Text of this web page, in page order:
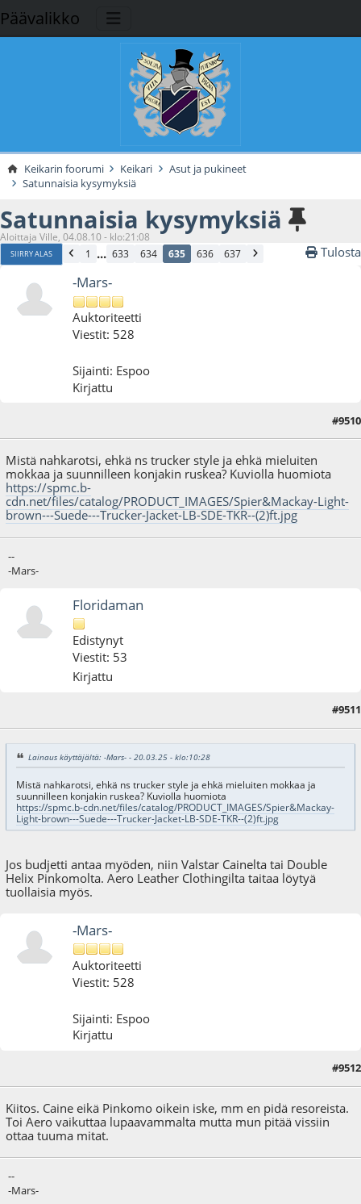
Päävalikko
Keikarin foorumi Keikari
Asut ja pukineet
Satunnaisia kysymyksiä
Satunnaisia kysymyksiä
Aloittaja Ville, 04.08.10 - klo:21:08
SIIRRY ALAS 1 ... 633 634 635 636 637 Tulosta
-Mars-
Auktoriteetti
Viestit: 528
Sijainti: Espoo
Kirjattu
#9510
Mistä nahkarotsi, ehkä ns trucker style ja ehkä mieluiten
mokkaa ja suunnilleen konjakin ruskea? Kuviolla huomiota
https://spmc.b-
cdn.net/files/catalog/PRODUCT_IMAGES/Spier&Mackay-Light-
brown---Suede---Trucker-Jacket-LB-SDE-TKR--(2)ft.jpg
--
-Mars-
Floridaman
Edistynyt
Viestit: 53
Kirjattu
#9511
Lainaus käyttäjältä: -Mars- - 20.03.25 - klo:10:28
Mistä nahkarotsi, ehkä ns trucker style ja ehkä mieluiten mokkaa ja
suunnilleen konjakin ruskea? Kuviolla huomiota
https://spmc.b-cdn.net/files/catalog/PRODUCT_IMAGES/Spier&Mackay-
Light-brown---Suede---Trucker-Jacket-LB-SDE-TKR--(2)ft.jpg
Jos budjetti antaa myöden, niin Valstar Cainelta tai Double
Helix Pinkomolta. Aero Leather Clothingilta taitaa löytyä
tuollaisia myös.
-Mars-
Auktoriteetti
Viestit: 528
Sijainti: Espoo
Kirjattu
#9512
Kiitos. Caine eikä Pinkomo oikein iske, mm en pidä resoreista.
Toi Aero vaikuttaa lupaavammalta mutta mun pitää vissiin
ottaa tuuma mitat.
--
-Mars-